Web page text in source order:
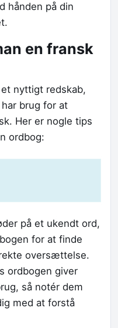
hånden på din
en fransk
nyttigt redskab,
brug for at
Her er nogle tips
ordbog:
på et ukendt ord,
for at finde
oversættelse.
ordbogen giver
så notér dem
med at forstå